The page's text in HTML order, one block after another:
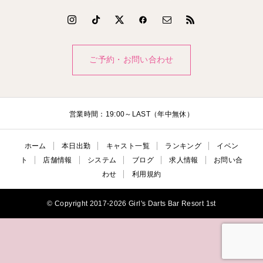
ご予約・お問い合わせ
営業時間：19:00～LAST（年中無休）
ホーム 本日出勤 キャスト一覧 ランキング
イベン
ト
店舗情報 システム ブログ 求人情報
お問い合
わせ
利用規約
© Copyright 2017-2026 Girl's Darts Bar Resort 1st